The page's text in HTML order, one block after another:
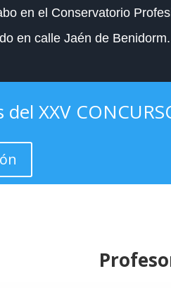
en el Conservatorio
en calle Jaén de Benidorm.
XXV